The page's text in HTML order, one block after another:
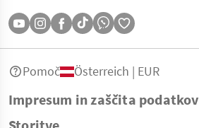
Impresum in zaščita podatkov
Pomoč Österreich | EUR